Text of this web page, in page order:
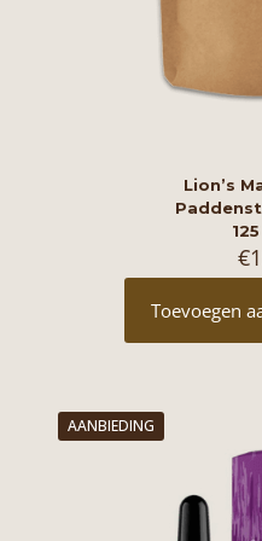
Lion’s
€
Toevoegen
AANBIEDING